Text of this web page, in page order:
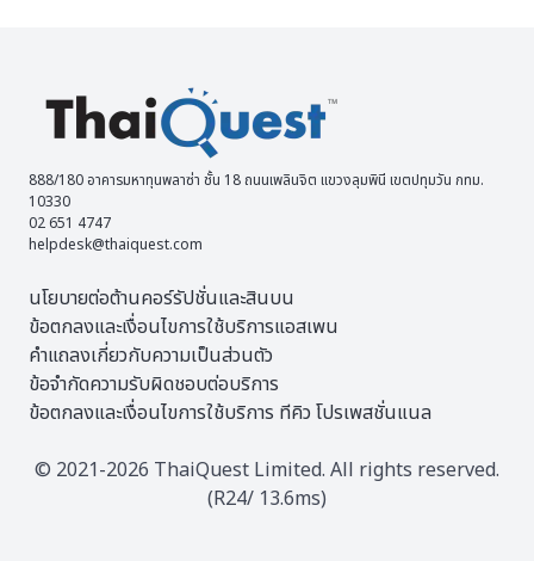
888/180 อาคารมหาทุนพลาซ่า ชั้น 18 ถนนเพลินจิต แขวงลุมพินี เขตปทุมวัน กทม.
10330
02 651 4747
helpdesk@thaiquest.com
นโยบายต่อต้านคอร์รัปชั่นและสินบน
ข้อตกลงและเงื่อนไขการใช้บริการแอสเพน
คำแถลงเกี่ยวกับความเป็นส่วนตัว
ข้อจำกัดความรับผิดชอบต่อบริการ
ข้อตกลงและเงื่อนไขการใช้บริการ ทีคิว โปรเพสชั่นแนล
© 2021-2026 ThaiQuest Limited. All rights reserved.
(R24/ 13.6ms)